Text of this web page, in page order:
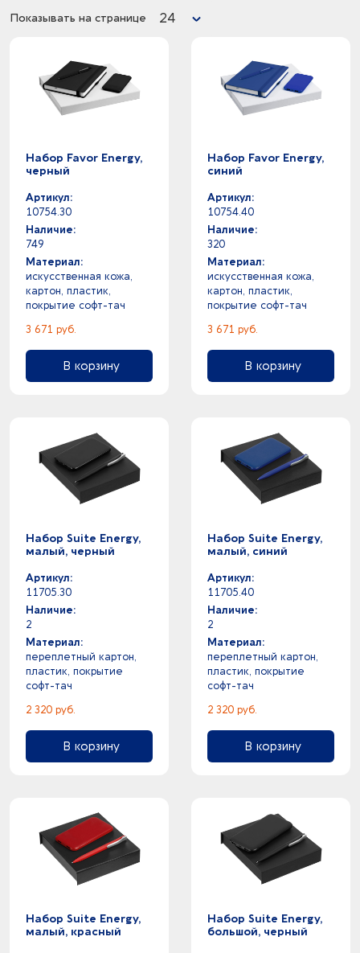
Показывать на странице 24
Набор Favor Energy,
черный
Артикул:
10754.30
Наличие:
749
Материал:
искусственная кожа,
картон, пластик,
покрытие софт-тач
3 671 руб.
В корзину
Набор Favor Energy,
синий
Артикул:
10754.40
Наличие:
320
Материал:
искусственная кожа,
картон, пластик,
покрытие софт-тач
3 671 руб.
В корзину
Набор Suite Energy,
малый, черный
Артикул:
11705.30
Наличие:
2
Материал:
переплетный картон,
пластик, покрытие
софт-тач
2 320 руб.
В корзину
Набор Suite Energy,
малый, синий
Артикул:
11705.40
Наличие:
2
Материал:
переплетный картон,
пластик, покрытие
софт-тач
2 320 руб.
В корзину
Набор Suite Energy,
малый, красный
Набор Suite Energy,
большой, черный